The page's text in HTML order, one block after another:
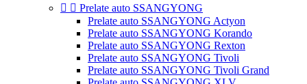
  Prelate auto SSANGYONG
Prelate auto SSANGYONG Actyon
Prelate auto SSANGYONG Korando
Prelate auto SSANGYONG Rexton
Prelate auto SSANGYONG Tivoli
Prelate auto SSANGYONG Tivoli Grand